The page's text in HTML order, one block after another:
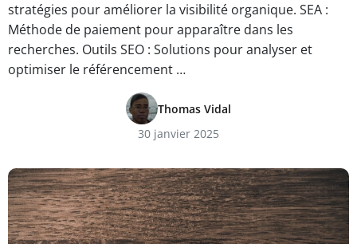
stratégies pour améliorer la visibilité organique. SEA :
Méthode de paiement pour apparaître dans les
recherches. Outils SEO : Solutions pour analyser et
optimiser le référencement …
Thomas Vidal
30 janvier 2025